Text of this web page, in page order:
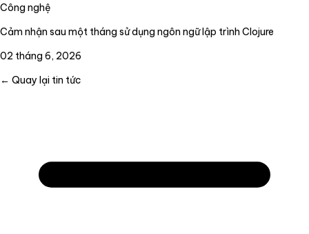
Công nghệ
Cảm nhận sau một tháng sử dụng ngôn ngữ lập trình Clojure
02 tháng 6, 2026
← Quay lại tin tức